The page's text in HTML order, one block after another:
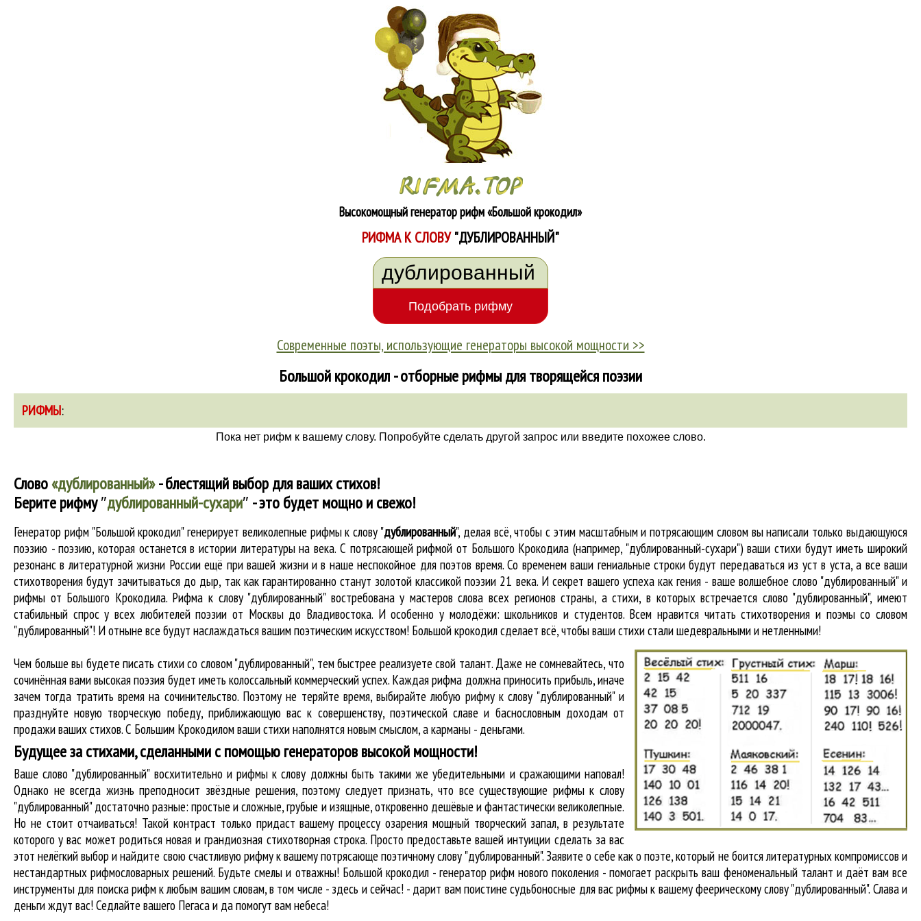
Высокомощный генератор рифм«Большой крокодил»
РИФМА К СЛОВУ"ДУБЛИРОВАННЫЙ"
Современные поэты, использующие генераторы высокой мощности >>
Большой крокодил - отборные рифмы для творящейся поэзии
РИФМЫ:
Пока нет рифм к вашему слову. Попробуйте сделать другой запрос или введите похожее слово.
Слово«дублированный»- блестящий выбор для ваших стихов!
Берите рифму″дублированный-сухари″ - это будет мощно и свежо!
Генератор рифм "Большой крокодил" генерирует великолепные рифмы к слову "дублированный", делая всё, чтобы с этим масштабным и потрясающим словом вы написали только выдающуюся
поэзию - поэзию, которая останется в истории литературы на века. С потрясающей рифмой от Большого Крокодила (например, "дублированный-сухари") ваши стихи будут иметь широкий
резонанс в литературной жизни России ещё при вашей жизни и в наше неспокойное для поэтов время. Со временем ваши гениальные строки будут передаваться из уст в уста, а все ваши
стихотворения будут зачитываться до дыр, так как гарантированно станут золотой классикой поэзии 21 века. И секрет вашего успеха как гения - ваше волшебное слово "дублированный" и
рифмы от Большого Крокодила. Рифма к слову "дублированный" востребована у мастеров слова всех регионов страны, а стихи, в которых встречается слово "дублированный", имеют
стабильный спрос у всех любителей поэзии от Москвы до Владивостока. И особенно у молодёжи: школьников и студентов. Всем нравится читать стихотворения и поэмы со словом
"дублированный"! И отныне все будут наслаждаться вашим поэтическим искусством! Большой крокодил cделает всё, чтобы ваши стихи стали шедевральными и нетленными!
Чем больше вы будете писать стихи со словом "дублированный", тем быстрее реализуете свой талант. Даже не сомневайтесь, что
сочинённая вами высокая поэзия будет иметь колоссальный коммерческий успех. Каждая рифма должна приносить прибыль, иначе
зачем тогда тратить время на сочинительство. Поэтому не теряйте время, выбирайте любую рифму к слову "дублированный" и
празднуйте новую творческую победу, приближающую вас к совершенству, поэтической славе и баснословным доходам от
продажи ваших стихов. С Большим Крокодилом ваши стихи наполнятся новым смыслом, а карманы - деньгами.
Будущее за стихами, сделанными с помощью генераторов высокой мощности!
Ваше слово "дублированный" восхитительно и рифмы к слову должны быть такими же убедительными и сражающими наповал!
Однако не всегда жизнь преподносит звёздные решения, поэтому следует признать, что все существующие рифмы к слову
"дублированный" достаточно разные: простые и сложные, грубые и изящные, откровенно дешёвые и фантастически великолепные.
Но не стоит отчаиваться! Такой контраст только придаст вашему процессу озарения мощный творческий запал, в результате
которого у вас может родиться новая и грандиозная стихотворная строка. Просто предоставьте вашей интуиции сделать за вас
этот нелёгкий выбор и найдите свою счастливую рифму к вашему потрясающе поэтичному слову "дублированный". Заявите о себе как о поэте, который не боится литературных компромиссов и
нестандартных рифмословарных решений. Будьте смелы и отважны! Большой крокодил - генератор рифм нового поколения - помогает раскрыть ваш феноменальный талант и даёт вам все
инструменты для поиска рифмк любым вашим словам, в том числе - здесь и сейчас! - дарит вам поистине судьбоносные для вас рифмы к вашему феерическому слову "дублированный". Слава и
деньги ждут вас! Седлайте вашего Пегаса и да помогут вам небеса!